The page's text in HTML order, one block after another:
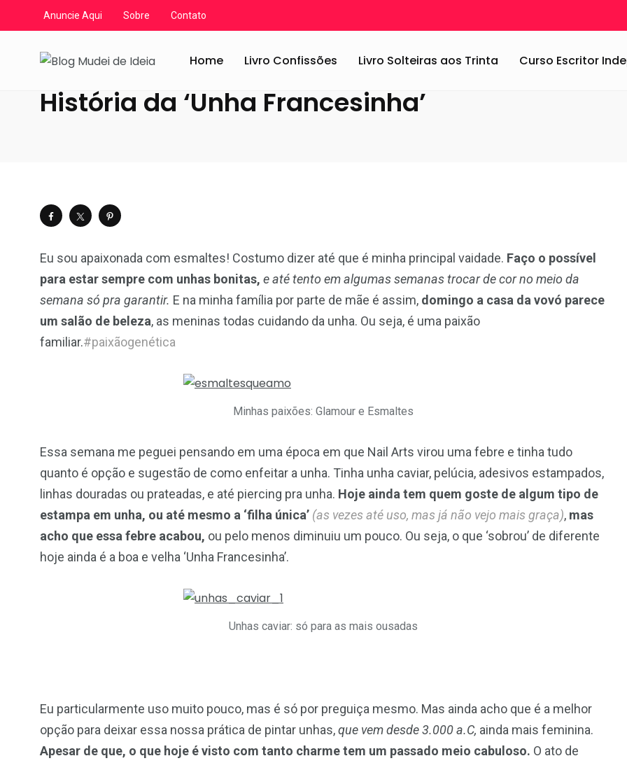
Anuncie Aqui Sobre Contato
Home Livro Confissões Livro Solteiras aos Trinta Curso Escritor
Blog Mudei de Ideia / Artigos / Moda e Beleza
História da ‘Unha Francesinha’
Eu sou apaixonada com esmaltes! Costumo dizer até que é minha principal vaidade. Faço o possível
para estar sempre com unhas bonitas, e até tento em algumas semanas trocar de cor no meio da
semana só pra garantir. E na minha família por parte de mãe é assim, domingo a casa da vovó parece
um salão de beleza, as meninas todas cuidando da unha. Ou seja, é uma paixão
familiar.#paixãogenética
Minhas paixões: Glamour e Esmaltes
Essa semana me peguei pensando em uma época em que Nail Arts virou uma febre e tinha tudo
quanto é opção e sugestão de como enfeitar a unha. Tinha unha caviar, pelúcia, adesivos estampados,
linhas douradas ou prateadas, e até piercing pra unha. Hoje ainda tem quem goste de algum tipo de
estampa em unha, ou até mesmo a ‘filha única’ (as vezes até uso, mas já não vejo mais graça), mas
acho que essa febre acabou, ou pelo menos diminuiu um pouco. Ou seja, o que ‘sobrou’ de diferente
hoje ainda é a boa e velha ‘Unha Francesinha’.
Unhas caviar: só para as mais ousadas
Eu particularmente uso muito pouco, mas é só por preguiça mesmo. Mas ainda acho que é a melhor
opção para deixar essa nossa prática de pintar unhas,que vem desde 3.000 a.C, ainda mais feminina.
Apesar de que, o que hoje é visto com tanto charme tem um passado meio cabuloso. O ato de